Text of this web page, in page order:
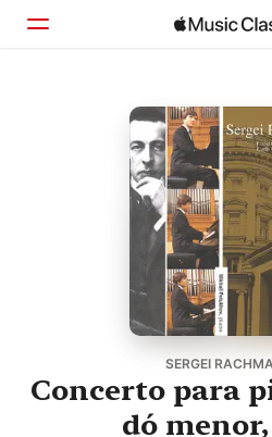
Explorar
SERGEI
Concerto para
dó menor,